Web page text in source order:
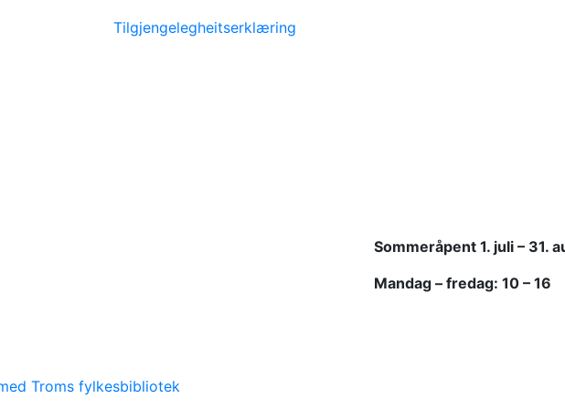
Tilgjengelegheitserklæring
Sommeråpent 1. juli – 31.
Mandag – fredag: 10 – 16
Troms fylkesbibliotek